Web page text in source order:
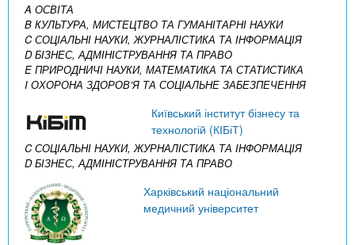
A ОСВІТА
B КУЛЬТУРА, МИСТЕЦТВО ТА ГУМАНІТАРНІ НАУКИ
C СОЦІАЛЬНІ НАУКИ, ЖУРНАЛІСТИКА ТА ІНФОРМАЦІЯ
D БІЗНЕС, АДМІНІСТРУВАННЯ ТА ПРАВО
E ПРИРОДНИЧІ НАУКИ, МАТЕМАТИКА ТА СТАТИСТИКА
I ОХОРОНА ЗДОРОВ’Я ТА СОЦІАЛЬНЕ ЗАБЕЗПЕЧЕННЯ
Київський інститут бізнесу та
технологій (КІБіТ)
C СОЦІАЛЬНІ НАУКИ, ЖУРНАЛІСТИКА ТА ІНФОРМАЦІЯ
D БІЗНЕС, АДМІНІСТРУВАННЯ ТА ПРАВО
Харківський національний
медичний університет